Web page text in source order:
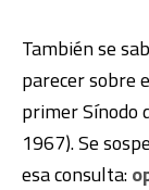
También se
parecer sobre
primer Sínodo
1967). Se
esa consulta: